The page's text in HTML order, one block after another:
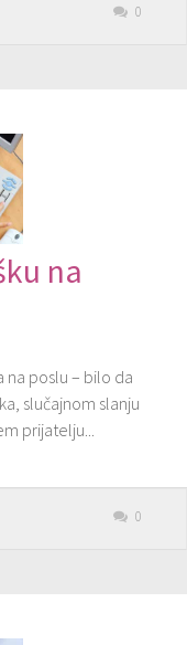
0
na
na poslu – bilo da
slučajnom slanju
prijatelju...
0